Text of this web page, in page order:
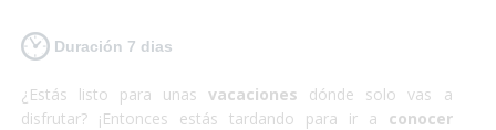
Duración 7 dias
¿Estás listo para unasvacaciones dónde solo vas a
disfrutar? ¡Entonces estás tardando para ir a conocer